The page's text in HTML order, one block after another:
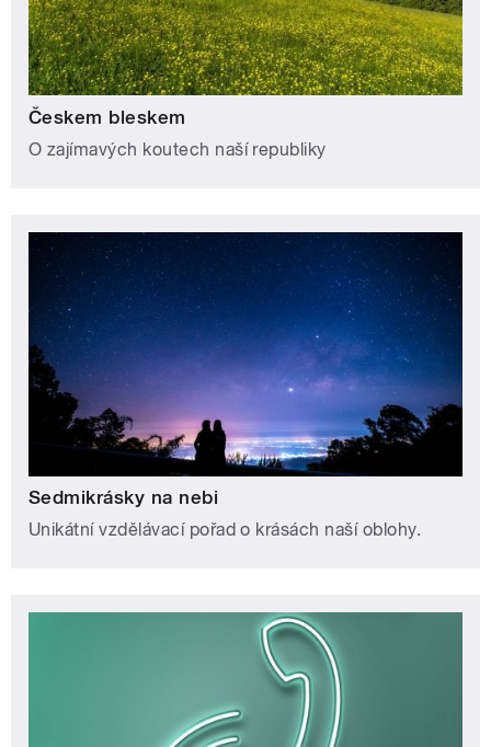
Českem bleskem
O zajímavých koutech naší republiky
Sedmikrásky na nebi
Unikátní vzdělávací pořad o krásách naší oblohy.